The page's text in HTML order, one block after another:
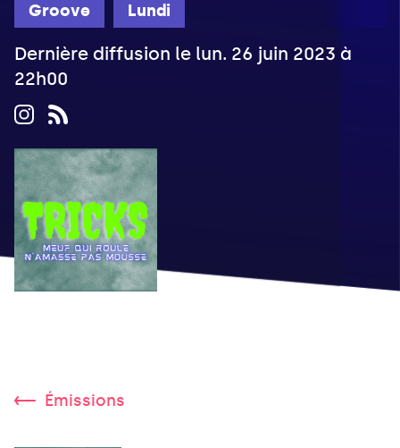
Groove Lundi
Dernière diffusion le lun. 26 juin 2023 à
22h00
Émissions